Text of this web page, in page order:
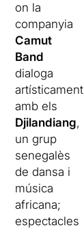
on la
companyia
Camut
Band
dialoga
artísticament
amb els
Djilandiang,
un grup
senegalès
de dansa i
música
africana;
espectacles